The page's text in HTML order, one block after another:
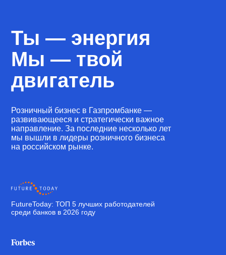
Ты — энергия
Мы — твой
двигатель
Розничный бизнес в Газпромбанке —
развивающееся и стратегически важное
направление. За последние несколько лет
мы вышли в лидеры розничного бизнеса
на российском рынке.
FutureToday: ТОП 5 лучших работодателей
среди банков в 2026 году